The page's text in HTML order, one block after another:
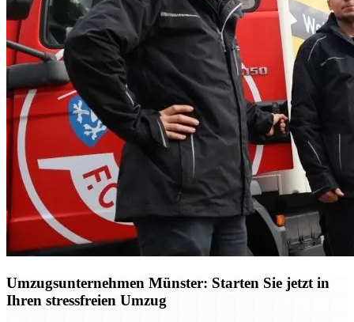
Umzugsunternehmen Münster: Starten Sie jetzt in
Ihren stressfreien Umzug